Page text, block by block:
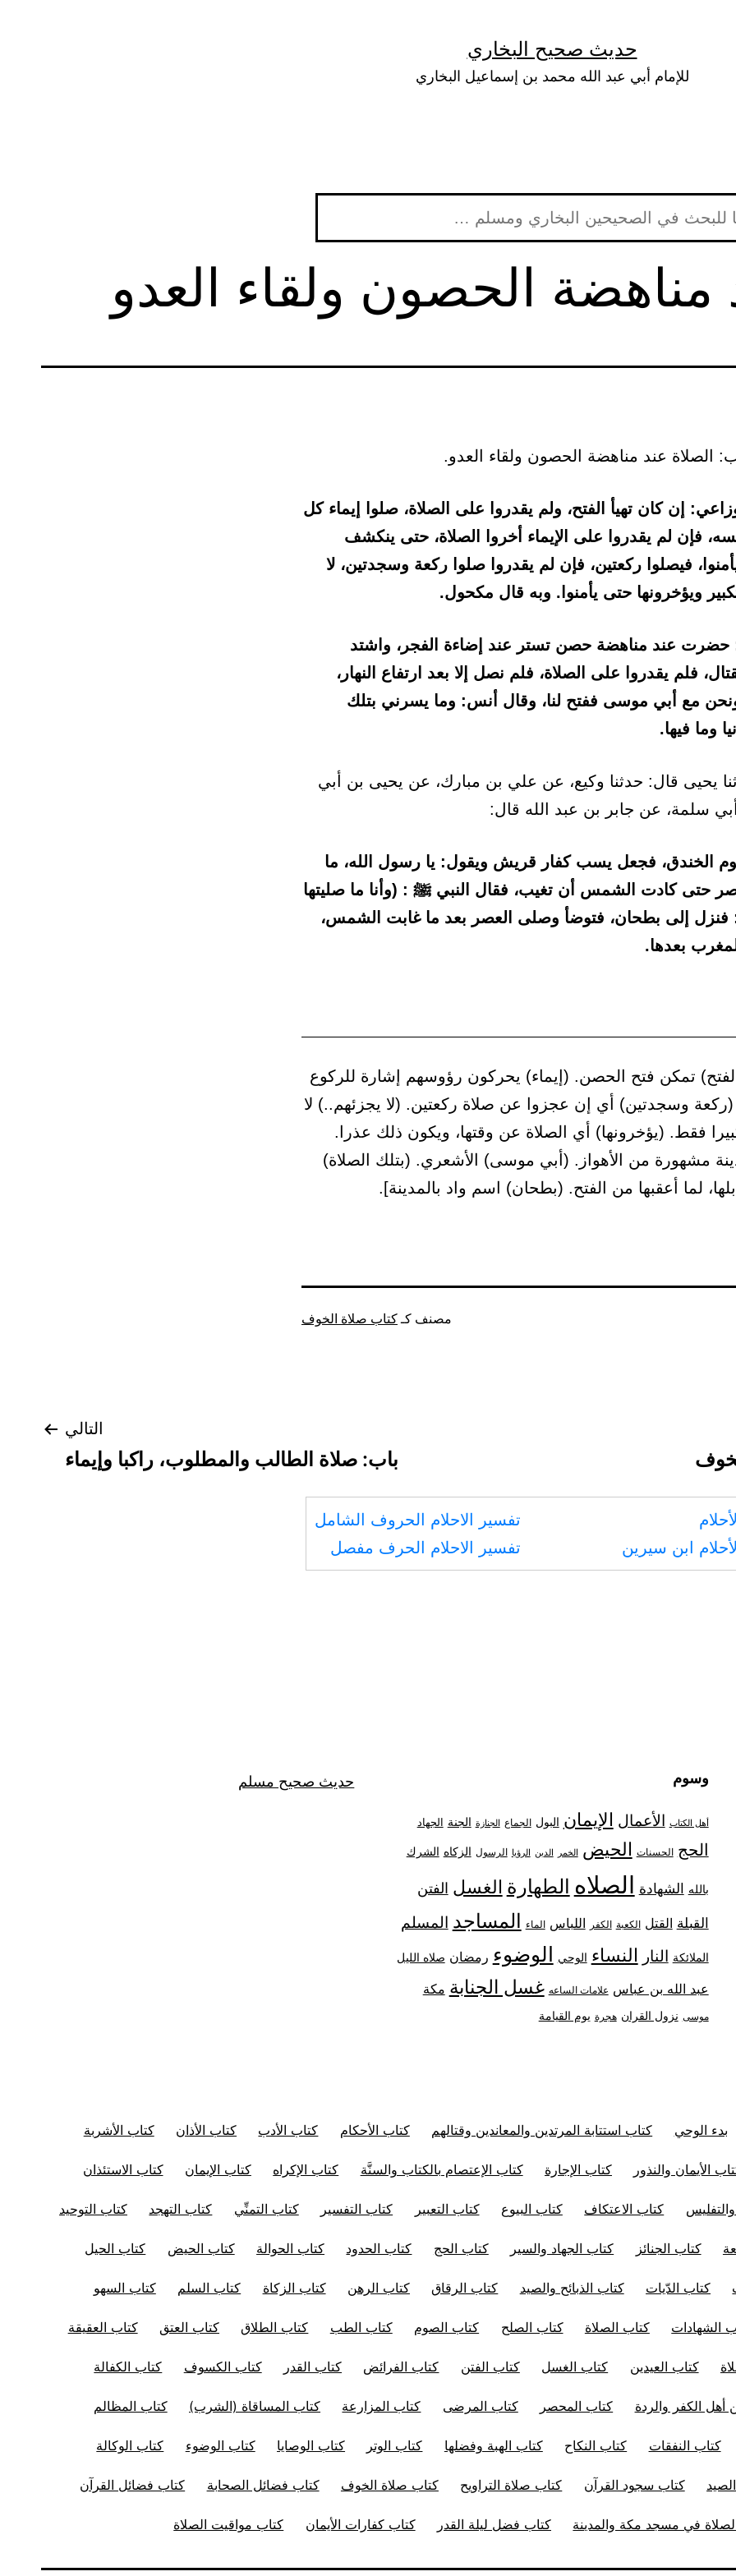
حديث صحيح البخاري
للإمام أبي عبد الله محمد بن إسماعيل البخاري
مناهضة الحصون ولقاء العدو
إن كان تهيأ الفتح، ولم يقدروا على الصلاة، صلوا إيماء كل
فإن لم يقدروا على الإيماء أخروا الصلاة، حتى ينكشف
يأمنوا، فيصلوا ركعتين، فإن لم يقدروا صلوا ركعة وسجدتين، لا
ويؤخرونها حتى يأمنوا. وبه قال مكحول.
حضرت عند مناهضة حصن تستر عند إضاءة الفجر، واشتد
فلم يقدروا على الصلاة، فلم نصل إلا بعد ارتفاع النهار،
ونحن مع أبي موسى ففتح لنا، وقال أنس: وما يسرني بتلك
وما فيها.
يحيى قال: حدثنا وكيع، عن علي بن مبارك، عن يحيى بن أبي
سلمة، عن جابر بن عبد الله قال:
الخندق، فجعل يسب كفار قريش ويقول: يا رسول الله، ما
حتى كادت الشمس أن تغيب، فقال النبي ﷺ : (وأنا ما صليتها
فنزل إلى بطحان، فتوضأ وصلى العصر بعد ما غابت الشمس،
بعدها.
تمكن فتح الحصن. (إيماء) يحركون رؤوسهم إشارة للركوع
وسجدتين) أي إن عجزوا عن صلاة ركعتين. (لا يجزئهم..) لا
فقط. (يؤخرونها) أي الصلاة عن وقتها، ويكون ذلك عذرا.
مشهورة من الأهواز. (أبي موسى) الأشعري. (بتلك الصلاة)
لما أعقبها من الفتح. (بطحان) اسم واد بالمدينة].
مصنف كـ كتاب صلاة الخوف
التالي
باب: صلاة الطالب والمطلوب، راكبا وإيماء
ابن سيرين
تفسير الاحلام الحروف الشامل
تفسير الاحلام الحرف مفصل
وسوم
أهل الكتاب الأعمال الإيمان البول الجماع الجنازة الجنة الجهاد
الحج الحسنات الحيض الخمر الدين الرؤيا الرسول الزكاه الشرك
بالله الشهادة الصلاه الطهارة الغسل الفتن
القبلة القتل الكعبة الكفر اللباس الماء المساجد المسلم
الملائكة النار النساء الوحي الوضوء رمضان صلاه الليل
عبد الله بن عباس علامات الساعه غسل الجنابة مكة
موسى نزول القران هجرة يوم القيامة
حديث صحيح مسلم
بدء الوحي كتاب استتابة المرتدين والمعاندين وقتالهم كتاب الأحكام كتاب الأدب كتاب الأذان كتاب الأشربة
الأيمان والنذور كتاب الإجارة كتاب الإعتصام بالكتاب والسنَّة كتاب الإكراه كتاب الإيمان كتاب الاستئذان
كتاب الاعتكاف كتاب البيوع كتاب التعبير كتاب التفسير كتاب التمنِّي كتاب التهجد كتاب التوحيد
كتاب الجنائز كتاب الجهاد والسير كتاب الحج كتاب الحدود كتاب الحوالة كتاب الحيض كتاب الحيل
كتاب الدّيات كتاب الذبائح والصيد كتاب الرقاق كتاب الرهن كتاب الزكاة كتاب السلم كتاب السهو
الشهادات كتاب الصلاة كتاب الصلح كتاب الصوم كتاب الطب كتاب الطلاق كتاب العتق كتاب العقيقة
كتاب العيدين كتاب الغسل كتاب الفتن كتاب الفرائض كتاب القدر كتاب الكسوف كتاب الكفالة
أهل الكفر والردة كتاب المحصر كتاب المرضى كتاب المزارعة كتاب المساقاة (الشرب) كتاب المظالم
كتاب النفقات كتاب النكاح كتاب الهبة وفضلها كتاب الوتر كتاب الوصايا كتاب الوضوء كتاب الوكالة
كتاب سجود القرآن كتاب صلاة التراويح كتاب صلاة الخوف كتاب فضائل الصحابة كتاب فضائل القرآن
في مسجد مكة والمدينة كتاب فضل ليلة القدر كتاب كفارات الأيمان كتاب مواقيت الصلاة